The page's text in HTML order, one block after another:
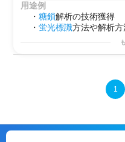
用途例
・糖鎖解析の技術獲得
・蛍光標識方法や解析
1